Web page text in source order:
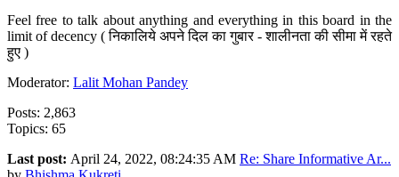
Feel free to talk about anything and everything in this board in the
limit of decency ( निकालिये अपने दिल का गुबार - शालीनता की सीमा में रहते
हुए )
Moderator: Lalit Mohan Pandey
Posts: 2,863
Topics: 65
Last post: April 24, 2022, 08:24:35 AM Re: Share Informative Ar...